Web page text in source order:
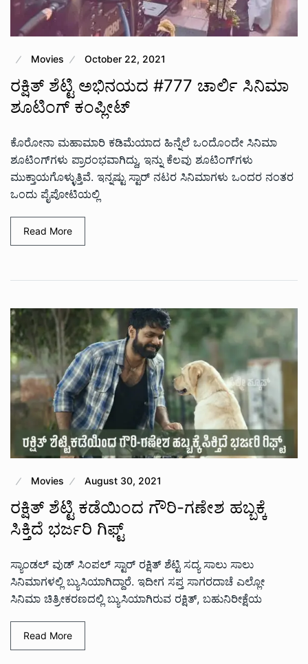
Movies October 22, 2021
ರಕ್ಷಿತ್ ಶೆಟ್ಟಿ ಅಭಿನಯದ #777 ಚಾರ್ಲಿ ಸಿನಿಮಾ
ಶೂಟಿಂಗ್ ಕಂಪ್ಲೀಟ್
ಕೊರೋನಾ ಮಹಾಮಾರಿ ಕಡಿಮೆಯಾದ ಹಿನ್ನೆಲೆ ಒಂದೊಂದೇ ಸಿನಿಮಾ
ಶೂಟಿಂಗ್‍ಗಳು ಪ್ರಾರಂಭವಾಗಿದ್ದು, ಇನ್ನು ಕೆಲವು ಶೂಟಿಂಗ್‍ಗಳು
ಮುಕ್ತಾಯಗೊಳ್ಳುತ್ತಿವೆ. ಇನ್ನಷ್ಟು ಸ್ಟಾರ್ ನಟರ ಸಿನಿಮಾಗಳು ಒಂದರ ನಂತರ
ಒಂದು ಪೈಪೋಟಿಯಲ್ಲಿ
Read More
Movies August 30, 2021
ರಕ್ಷಿತ್ ಶೆಟ್ಟಿ ಕಡೆಯಿಂದ ಗೌರಿ-ಗಣೇಶ ಹಬ್ಬಕ್ಕೆ
ಸಿಕ್ತಿದೆ ಭರ್ಜರಿ ಗಿಫ್ಟ್
ಸ್ಯಾಂಡಲ್ ವುಡ್ ಸಿಂಪಲ್ ಸ್ಟಾರ್ ರಕ್ಷಿತ್ ಶೆಟ್ಟಿ ಸದ್ಯ ಸಾಲು ಸಾಲು
ಸಿನಿಮಾಗಳಲ್ಲಿ ಬ್ಯುಸಿಯಾಗಿದ್ದಾರೆ. ಇದೀಗ ಸಪ್ತ ಸಾಗರದಾಚೆ ಎಲ್ಲೋ
ಸಿನಿಮಾ ಚಿತ್ರೀಕರಣದಲ್ಲಿ ಬ್ಯುಸಿಯಾಗಿರುವ ರಕ್ಷಿತ್, ಬಹುನಿರೀಕ್ಷೆಯ
Read More